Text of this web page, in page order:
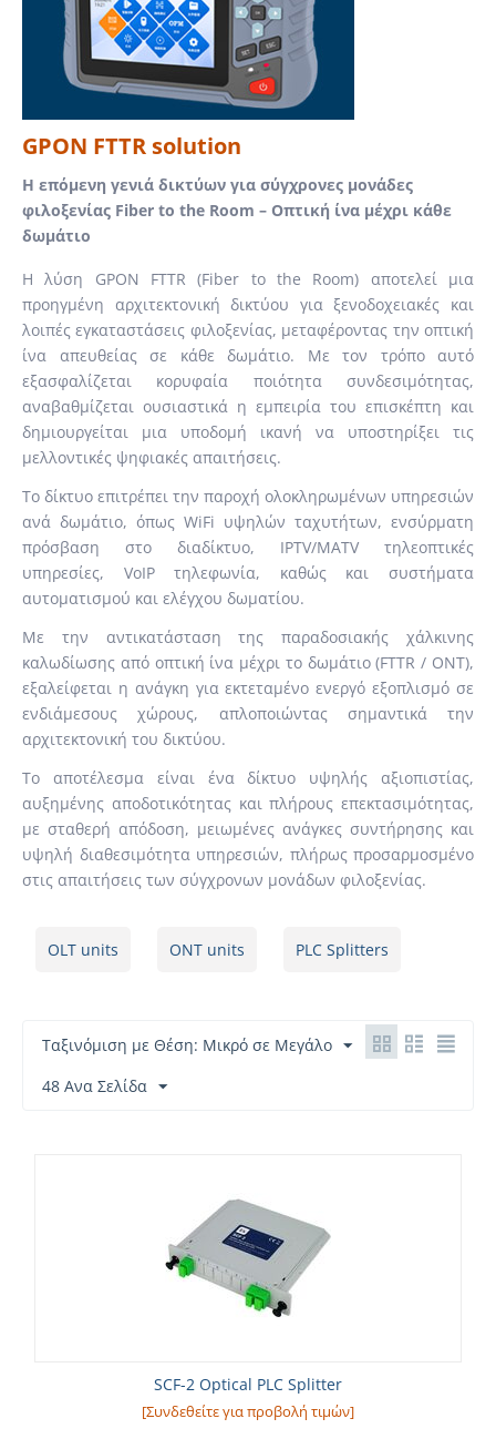
GPON FTTR solution
Η επόμενη γενιά δικτύων για σύγχρονες μονάδες
φιλοξενίας Fiber to the Room – Οπτική ίνα μέχρι κάθε
δωμάτιο
Η λύση GPON FTTR (Fiber to the Room) αποτελεί μια
προηγμένη αρχιτεκτονική δικτύου για ξενοδοχειακές και
λοιπές εγκαταστάσεις φιλοξενίας, μεταφέροντας την οπτική
ίνα απευθείας σε κάθε δωμάτιο. Με τον τρόπο αυτό
εξασφαλίζεται κορυφαία ποιότητα συνδεσιμότητας,
αναβαθμίζεται ουσιαστικά η εμπειρία του επισκέπτη και
δημιουργείται μια υποδομή ικανή να υποστηρίξει τις
μελλοντικές ψηφιακές απαιτήσεις.
Το δίκτυο επιτρέπει την παροχή ολοκληρωμένων υπηρεσιών
ανά δωμάτιο, όπως WiFi υψηλών ταχυτήτων, ενσύρματη
πρόσβαση στο διαδίκτυο, IPTV/MATV τηλεοπτικές
υπηρεσίες, VoIP τηλεφωνία, καθώς και συστήματα
αυτοματισμού και ελέγχου δωματίου.
Με την αντικατάσταση της παραδοσιακής χάλκινης
καλωδίωσης από οπτική ίνα μέχρι το δωμάτιο (FTTR / ONT),
εξαλείφεται η ανάγκη για εκτεταμένο ενεργό εξοπλισμό σε
ενδιάμεσους χώρους, απλοποιώντας σημαντικά την
αρχιτεκτονική του δικτύου.
Το αποτέλεσμα είναι ένα δίκτυο υψηλής αξιοπιστίας,
αυξημένης αποδοτικότητας και πλήρους επεκτασιμότητας,
με σταθερή απόδοση, μειωμένες ανάγκες συντήρησης και
υψηλή διαθεσιμότητα υπηρεσιών, πλήρως προσαρμοσμένο
στις απαιτήσεις των σύγχρονων μονάδων φιλοξενίας.
OLT units ONT units PLC Splitters
Ταξινόμιση με Θέση: Μικρό σε Μεγάλο
48 Ανα Σελίδα
SCF-2 Optical PLC Splitter
[Συνδεθείτε για προβολή τιμών]